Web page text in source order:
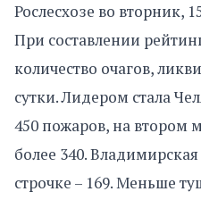
Рослесхозе во вторник,
При составлении
количество очагов,
сутки. Лидером стала
450 пожаров, на втором
более 340. Владимирская
строчке – 169. Меньше